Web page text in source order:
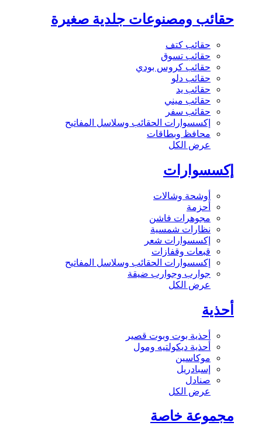
حقائب ومصنوعات جلدية صغيرة
حقائب كتف
حقائب تسوق
حقائب كروس بودي
حقائب دلو
حقائب يد
حقائب ميني
حقائب سفر
إكسسوارات الحقائب وسلاسل المفاتيح
محافظ وبطاقات
عرض الكل
إكسسوارات
أوشحة وشالات
أحزمة
مجوهرات فاشن
نظارات شمسية
إكسسوارات شعر
قبعات وقفازات
إكسسوارات الحقائب وسلاسل المفاتيح
جوارب وجوارب ضيقة
عرض الكل
أحذية
أحذية بوت وبوت قصير
أحذية ديكولتيه ومول
موكاسين
إسبادريل
صنادل
عرض الكل
مجموعة خاصة